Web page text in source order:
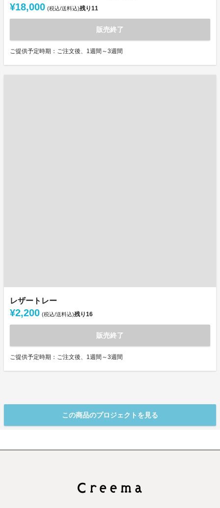
¥18,000 (税込/送料込)残り11
販売終了
ご提供予定時期：ご注文後、1週間～3週間
レザートレー
¥2,200 (税込/送料込)残り16
販売終了
ご提供予定時期：ご注文後、1週間～3週間
この商品のプロジェクトを見る